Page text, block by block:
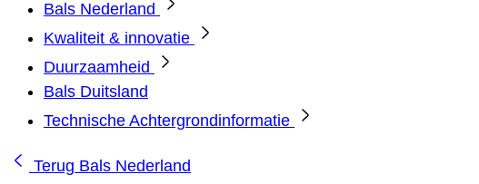
Bals Nederland
Kwaliteit & innovatie
Duurzaamheid
Bals Duitsland
Technische Achtergrondinformatie
Terug Bals Nederland